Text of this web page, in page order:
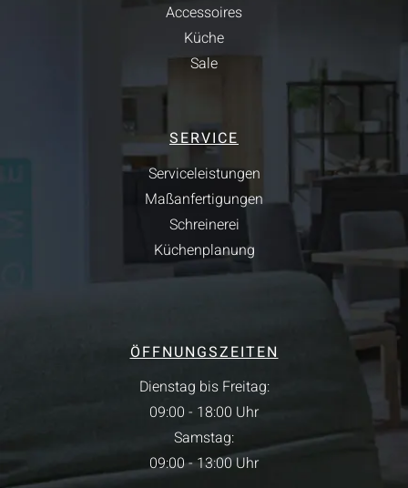
Accessoires
Küche
Sale
SERVICE
Serviceleistungen
Maßanfertigungen
Schreinerei
Küchenplanung
ÖFFNUNGSZEITEN
Dienstag bis Freitag:
09:00 - 18:00 Uhr
Samstag:
09:00 - 13:00 Uhr